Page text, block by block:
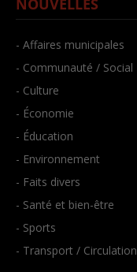
- Affaires municipales
- Communauté / Social
- Culture
- Économie
- Éducation
- Environnement
- Faits divers
- Santé et bien-être
- Sports
- Transport / Circulation